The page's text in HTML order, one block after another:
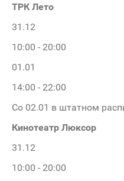
ТРК Лето
31.12
10:00 - 20:00
01.01
14:00 - 22:00
Со 02.01 в штатном
Кинотеатр Люксор
31.12
10:00 - 20:00